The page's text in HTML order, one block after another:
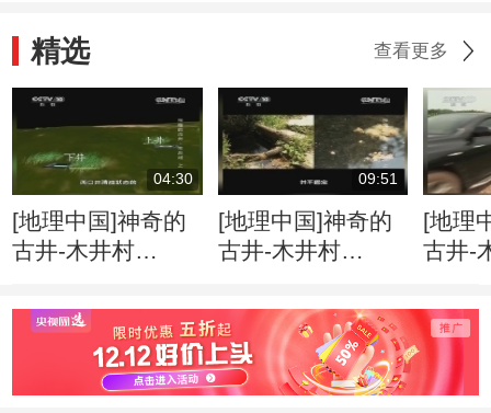
精选 查看更多
04:30
[地理中国]神奇的
古井-木井村
与救命井
09:51
[地理中国]神奇的
古井-木井村
的两口救命井
[地理
古井-
木水井